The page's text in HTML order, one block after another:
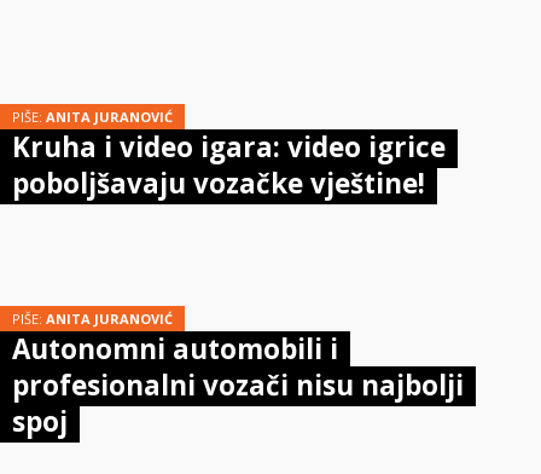
PIŠE: ANITA JURANOVIĆ
Kruha i video igara: video igrice
poboljšavaju vozačke vještine!
PIŠE: ANITA JURANOVIĆ
Autonomni automobili i
profesionalni vozači nisu najbolji
spoj